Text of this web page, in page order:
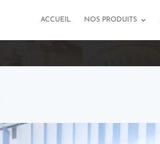
ACCUEIL NOS PRODUITS